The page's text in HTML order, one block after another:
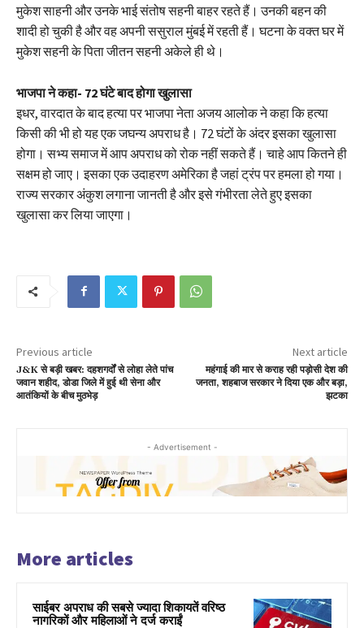
मुकेश साहनी और उनके भाई संतोष सहनी बाहर रहते हैं। उनकी बहन की
शादी हो चुकी है और वह अपनी ससुराल मुंबई में रहती हैं। घटना के वक्त घर में
मुकेश सहनी के पिता जीतन सहनी अकेले ही थे।
भाजपा ने कहा- 72 घंटे बाद होगा खुलासा
इधर, वारदात के बाद हत्या पर भाजपा नेता अजय आलोक ने कहा कि हत्या
किसी की भी हो यह एक जघन्य अपराध है। 72 घंटों के अंदर इसका खुलासा
होगा। सभ्य समाज में आप अपराध को रोक नहीं सकते हैं। चाहे आप कितने ही
सक्षम हो जाए। इसका एक उदाहरण अमेरिका है जहां ट्रंप पर हमला हो गया।
राज्य सरकार अंकुश लगाना जानती है और इसे गंभीरता लेते हुए इसका
खुलासा कर लिया जाएगा।
Previous article
J&K से बड़ी खबर: दहशगर्दों से लोहा लेते पांच
जवान शहीद, डोडा जिले में हुई थी सेना और
आतंकियों के बीच मुठभेड़
Next article
महंगाई की मार से कराह रही पड़ोसी देश की
जनता, शहबाज सरकार ने दिया एक और बड़ा,
झटका
- Advertisement -
More articles
साईबर अपराध की सबसे ज्यादा शिकायतें वरिष्ठ
नागरिकों और महिलाओं ने दर्ज कराईं